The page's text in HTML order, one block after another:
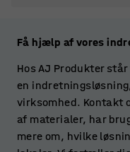
Få hjælp af vores
Hos AJ Produkter
en
virksomhed. Kontakt
af materialer, har
mere om, hvilke